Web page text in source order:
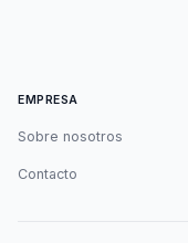
EMPRESA
Sobre nosotros
Contacto